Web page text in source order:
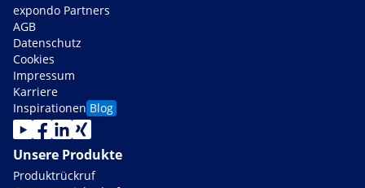
expondo Partners
AGB
Datenschutz
Cookies
Impressum
Karriere
Inspirationen Blog
Unsere Produkte
Produktrückruf